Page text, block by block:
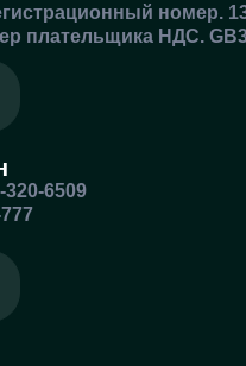
номер.
плательщика НДС.
320-6509